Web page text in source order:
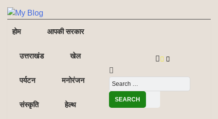
NE
NEWS ELEMENTOR
होम आपकी सरकार
उत्तराखंड खेल
पर्यटन मनोरंजन
संस्कृति हेल्थ